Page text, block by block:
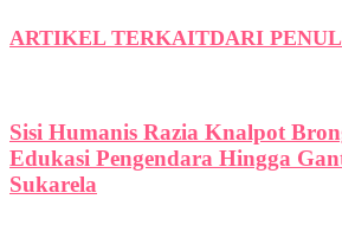
ARTIKEL TERKAITDARI
Sisi Humanis Razia Knalpot
Edukasi Pengendara Hingga
Sukarela